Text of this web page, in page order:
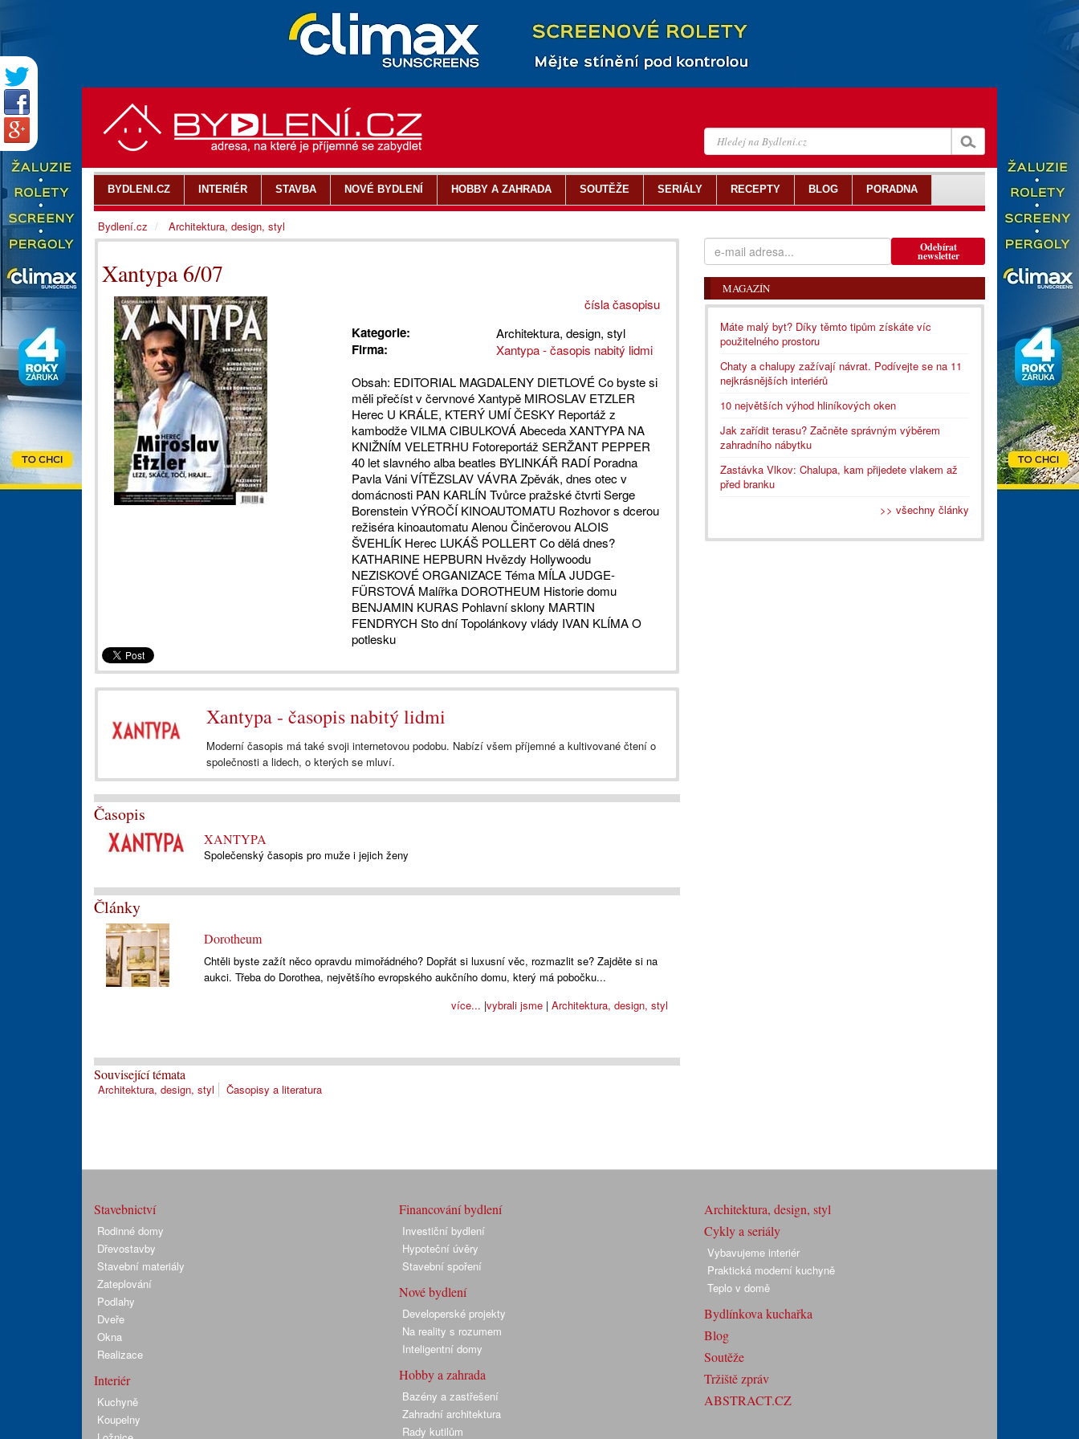
Xantypa 6/07
čísla časopisu
Kategorie: Architektura, design, styl
Firma:
Xantypa - časopis nabitý lidmi
Obsah: EDITORIAL MAGDALENY DIETLOVÉ Co byste si
měli přečíst v červnové Xantypě MIROSLAV ETZLER
Herec U KRÁLE, KTERÝ UMÍ ČESKY Reportáž z
kambodže VILMA CIBULKOVÁ Abeceda XANTYPA NA
KNIŽNÍM VELETRHU Fotoreportáž SERŽANT PEPPER
40 let slavného alba beatles BYLINKÁŘ RADÍ Poradna
Pavla Váni VÍTĚZSLAV VÁVRA Zpěvák, dnes otec v
domácnosti PAN KARLÍN Tvůrce pražské čtvrti Serge
Borenstein VÝROČÍ KINOAUTOMATU Rozhovor s dcerou
režiséra kinoautomatu Alenou Činčerovou ALOIS
ŠVEHLÍK Herec LUKÁŠ POLLERT Co dělá dnes?
KATHARINE HEPBURN Hvězdy Hollywoodu
NEZISKOVÉ ORGANIZACE Téma MÍLA JUDGE-
FÜRSTOVÁ Malířka DOROTHEUM Historie domu
BENJAMIN KURAS Pohlavní sklony MARTIN
FENDRYCH Sto dní Topolánkovy vlády IVAN KLÍMA O
potlesku
Xantypa - časopis nabitý lidmi
Moderní časopis má také svoji internetovou podobu. Nabízí všem příjemné a kultivované čtení o
společnosti a lidech, o kterých se mluví.
Časopis
XANTYPA
Společenský časopis pro muže i jejich ženy
Články
Dorotheum
Chtěli byste zažít něco opravdu mimořádného? Dopřát si luxusní věc, rozmazlit se? Zajděte si na
aukci. Třeba do Dorothea, největšího evropského aukčního domu, který má pobočku...
vybrali jsme| Architektura, design, styl
více... |
Související témata
Architektura, design, styl Časopisy a literatura
Odebírat
newsletter
MAGAZÍN
Máte malý byt? Díky těmto tipům získáte víc
použitelného prostoru
Chaty a chalupy zažívají návrat. Podívejte se na 11
nejkrásnějších interiérů
10 největších výhod hliníkových oken
Jak zařídit terasu? Začněte správným výběrem
zahradního nábytku
Zastávka Vlkov: Chalupa, kam přijedete vlakem až
před branku
>> všechny články
BYDLENI.CZ INTERIÉR STAVBA NOVÉ BYDLENÍ HOBBY A ZAHRADA SOUTĚŽE SERIÁLY RECEPTY BLOG PORADNA
Bydlení.cz Architektura, design, styl
Stavebnictví
Rodinné domy
Dřevostavby
Stavební materiály
Zateplování
Podlahy
Dveře
Okna
Realizace
Interiér
Kuchyně
Koupelny
Financování bydlení
Investiční bydlení
Hypoteční úvěry
Stavební spoření
Nové bydlení
Developerské projekty
Na reality s rozumem
Inteligentní domy
Hobby a zahrada
Bazény a zastřešení
Zahradní architektura
Rady kutilům
Architektura, design, styl
Cykly a seriály
Vybavujeme interiér
Praktická moderní kuchyně
Teplo v domě
Bydlínkova kuchařka
Blog
Soutěže
Tržiště zpráv
ABSTRACT.CZ